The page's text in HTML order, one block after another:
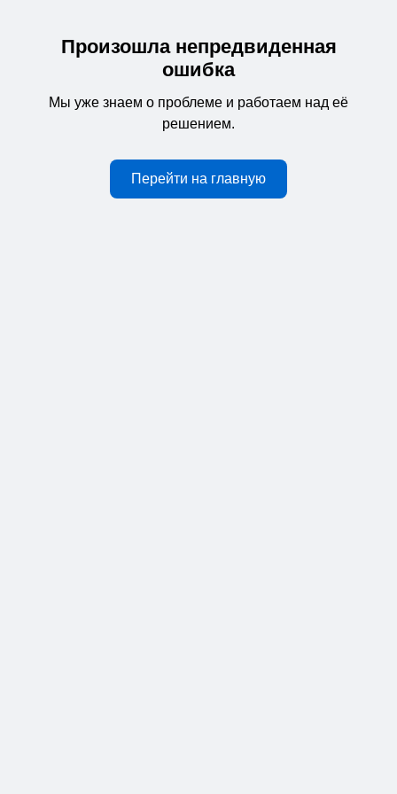
Произошла непредвиденная
ошибка
Мы уже знаем о проблеме и работаем над её
решением.
Перейти на главную